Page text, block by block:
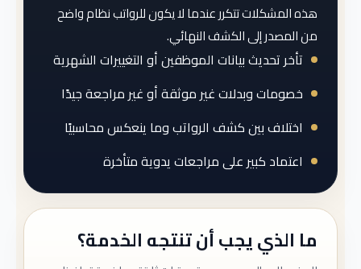
هذه المشكلات تتكرر عندما لا يكون للرواتب نظام واضح
من المصدر إلى الكشف النهائي.
تأخر تحديث بيانات الموظفين أو التغييرات الشهرية
خصومات وبدلات غير موثقة أو غير مراجعة جيدًا
اختلاف بين كشف الرواتب وما ينعكس محاسبيًا
اعتماد كبير على مراجعات يدوية متأخرة
ما الذي يجب أن تنتجه الخدمة؟